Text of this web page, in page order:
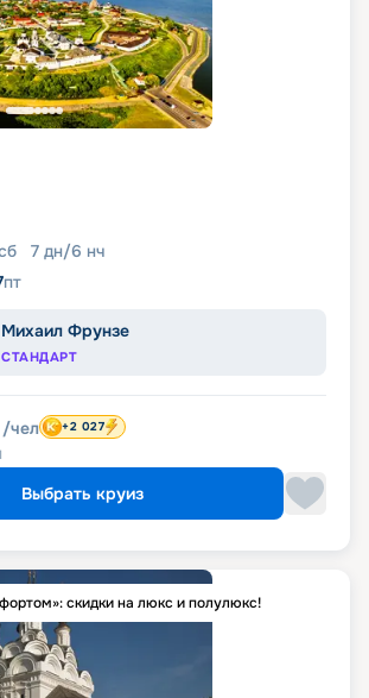
7 дн/6 нч
пт
Михаил Фрунзе
СТАНДАРТ
/чел +2 027
Выбрать круиз
скидки на люкс и полулюкс!